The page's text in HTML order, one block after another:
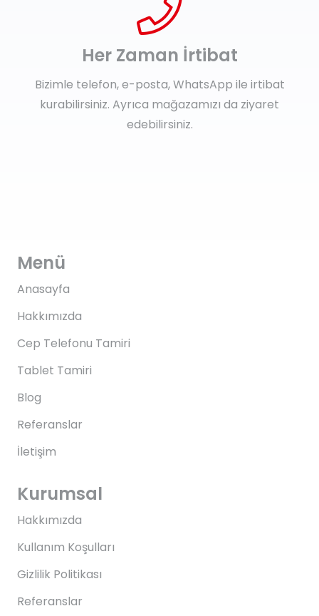
Her Zaman İrtibat
Bizimle telefon, e-posta, WhatsApp ile irtibat
kurabilirsiniz. Ayrıca mağazamızı da ziyaret
edebilirsiniz.
Menü
Anasayfa
Hakkımızda
Cep Telefonu Tamiri
Tablet Tamiri
Blog
Referanslar
İletişim
Kurumsal
Hakkımızda
Kullanım Koşulları
Gizlilik Politikası
Referanslar